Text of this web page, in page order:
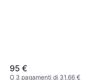
95 €
O 3 pagamenti di 31,66 €